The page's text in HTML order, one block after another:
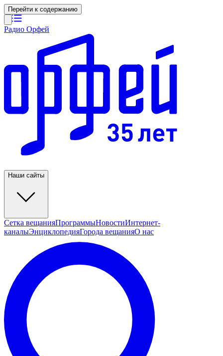
Перейти к содержанию
Радио Орфей
Наши сайты
Сетка вещанияПрограммыНовостиИнтернет-
каналыЭнциклопедияГорода вещанияО нас